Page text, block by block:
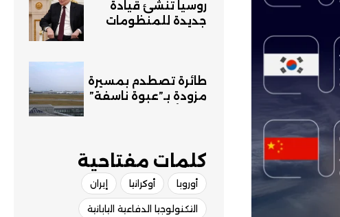
روسيا تنشئ قيادة
جديدة للمنظومات
طائرة تصطدم بمسيرة
مزودة بـ”عبوة ناسفة”
كلمات مفتاحية​
أوروبا أوكرانيا إيران
التكنولوجيا الدفاعية اليابانية